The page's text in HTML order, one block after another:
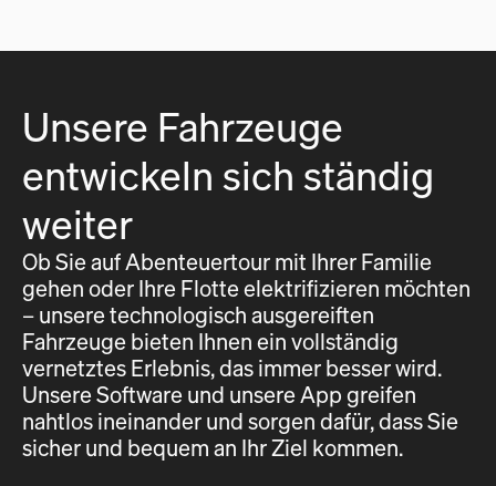
Unsere Fahrzeuge
entwickeln sich ständig
weiter
Ob Sie auf Abenteuertour mit Ihrer Familie
gehen oder Ihre Flotte elektrifizieren möchten
– unsere technologisch ausgereiften
Fahrzeuge bieten Ihnen ein vollständig
vernetztes Erlebnis, das immer besser wird.
Unsere Software und unsere App greifen
nahtlos ineinander und sorgen dafür, dass Sie
sicher und bequem an Ihr Ziel kommen.